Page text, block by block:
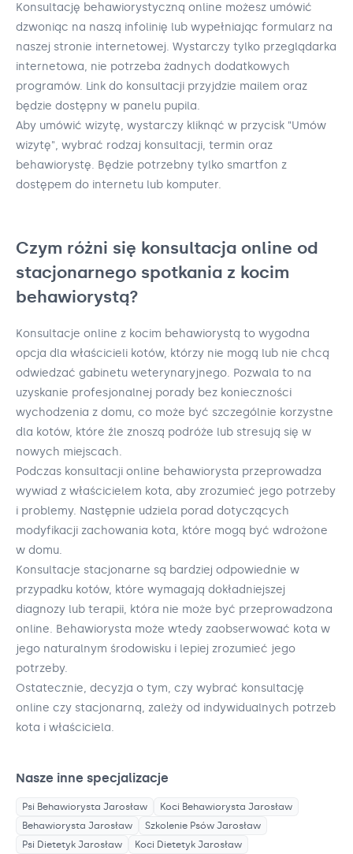
Konsultację behawiorystyczną online możesz umówić
dzwoniąc na naszą infolinię lub wypełniając formularz na
naszej stronie internetowej. Wystarczy tylko przeglądarka
internetowa, nie potrzeba żadnych dodatkowych
programów. Link do konsultacji przyjdzie mailem oraz
będzie dostępny w panelu pupila.
Aby umówić wizytę, wystarczy kliknąć w przycisk "Umów
wizytę", wybrać rodzaj konsultacji, termin oraz
behawiorystę. Będzie potrzebny tylko smartfon z
dostępem do internetu lub komputer.
Czym różni się konsultacja online od
stacjonarnego spotkania z kocim
behawiorystą?
Konsultacje online z kocim behawiorystą to wygodna
opcja dla właścicieli kotów, którzy nie mogą lub nie chcą
odwiedzać gabinetu weterynaryjnego. Pozwala to na
uzyskanie profesjonalnej porady bez konieczności
wychodzenia z domu, co może być szczególnie korzystne
dla kotów, które źle znoszą podróże lub stresują się w
nowych miejscach.
Podczas konsultacji online behawiorysta przeprowadza
wywiad z właścicielem kota, aby zrozumieć jego potrzeby
i problemy. Następnie udziela porad dotyczących
modyfikacji zachowania kota, które mogą być wdrożone
w domu.
Konsultacje stacjonarne są bardziej odpowiednie w
przypadku kotów, które wymagają dokładniejszej
diagnozy lub terapii, która nie może być przeprowadzona
online. Behawiorysta może wtedy zaobserwować kota w
jego naturalnym środowisku i lepiej zrozumieć jego
potrzeby.
Ostatecznie, decyzja o tym, czy wybrać konsultację
online czy stacjonarną, zależy od indywidualnych potrzeb
kota i właściciela.
Nasze inne specjalizacje
Psi Behawiorysta Jarosław Koci Behawiorysta Jarosław
Behawiorysta Jarosław Szkolenie Psów Jarosław
Psi Dietetyk Jarosław Koci Dietetyk Jarosław